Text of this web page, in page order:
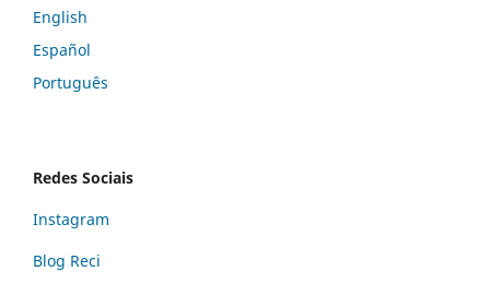
English
Español
Português
Redes Sociais
Instagram
Blog Reci